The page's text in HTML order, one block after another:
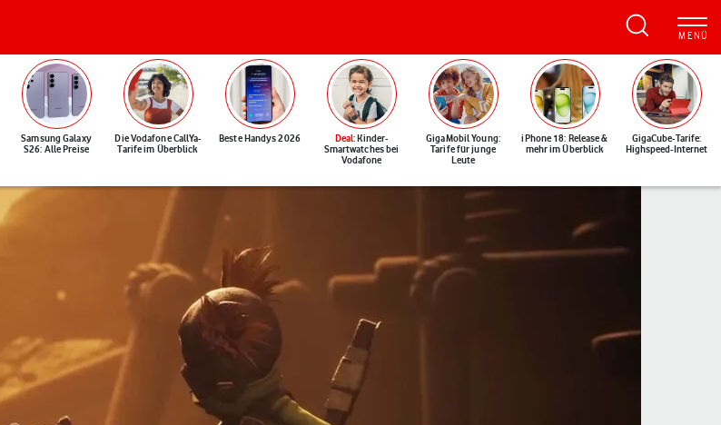
Samsung Galaxy
S26: Alle Preise
Die Vodafone CallYa-
Tarife im Überblick
Beste Handys 2026 Deal: Kinder-
Smartwatches bei
Vodafone
GigaMobil Young:
Tarife für junge
Leute
iPhone 18: Release &
mehr im Überblick
GigaCube-Tarife:
Highspeed-Internet